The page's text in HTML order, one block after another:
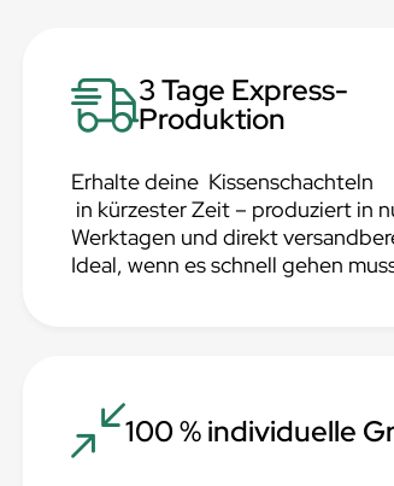
3 Tage Express-
Produktion
Erhalte deine Kissenschachteln
in kürzester Zeit – produziert in
Werktagen und direkt
Ideal, wenn es schnell gehen
100 % individuelle